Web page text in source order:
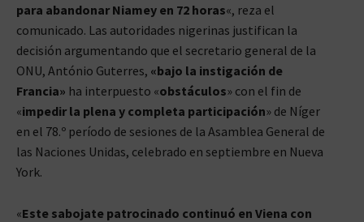
para abandonar Niamey en 72 horas«, reza el
comunicado. Las autoridades nigerinas justifican la
decisión argumentando que el secretario general de la
ONU, António Guterres, «bajo la instigación de
Francia» ha interpuesto «obstáculos» con el fin de
«impedir la plena y completa participación» de Níger
en el 78.º período de sesiones de la Asamblea General de
las Naciones Unidas, celebrado en septiembre en Nueva
York.
«Este sabojate patrocinado continuó en Viena con